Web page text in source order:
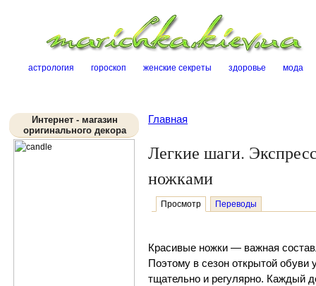
астрология гороскоп женские секреты здоровье мода
Интернет - магазин
оригинального декора
Главная
Легкие шаги.
ножками
Просмотр Переводы
Красивые ножки — важная
Поэтому в сезон открытой обуви
тщательно и регулярно. Каждый